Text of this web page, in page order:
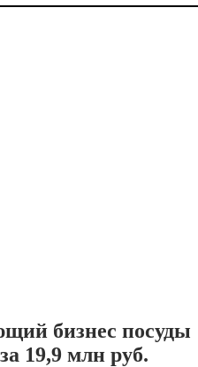
бизнес посуды
19,9 млн руб.